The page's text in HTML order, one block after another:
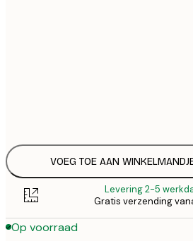
VOEG TOE AAN
Levering 2-5
Gratis verzending
Op voorraad